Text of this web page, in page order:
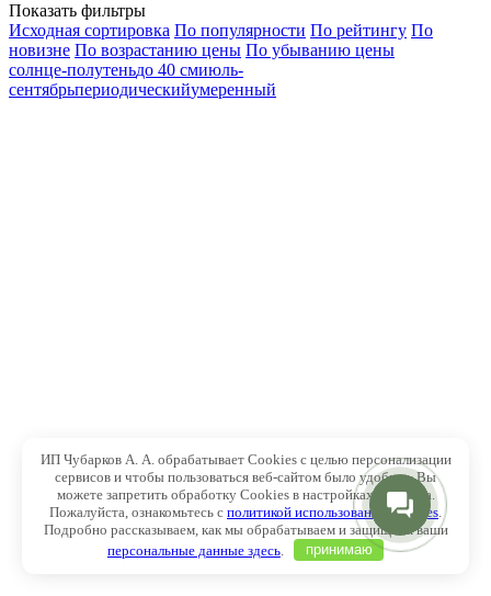
Показать фильтры
Исходная сортировка По популярности По рейтингу По
новизне По возрастанию цены По убыванию цены
солнце-полутеньдо 40 смиюль-
сентябрьпериодическийумеренный
ИП Чубарков А. А. обрабатывает Cookies с целью персонализации
сервисов и чтобы пользоваться веб-сайтом было удобнее. Вы
можете запретить обработку Cookies в настройках браузера.
Пожалуйста, ознакомьтесь с политикой использования Cookies
Подробно рассказываем, как мы обрабатываем и защищаем ваши
персональные данные здесь. принимаю